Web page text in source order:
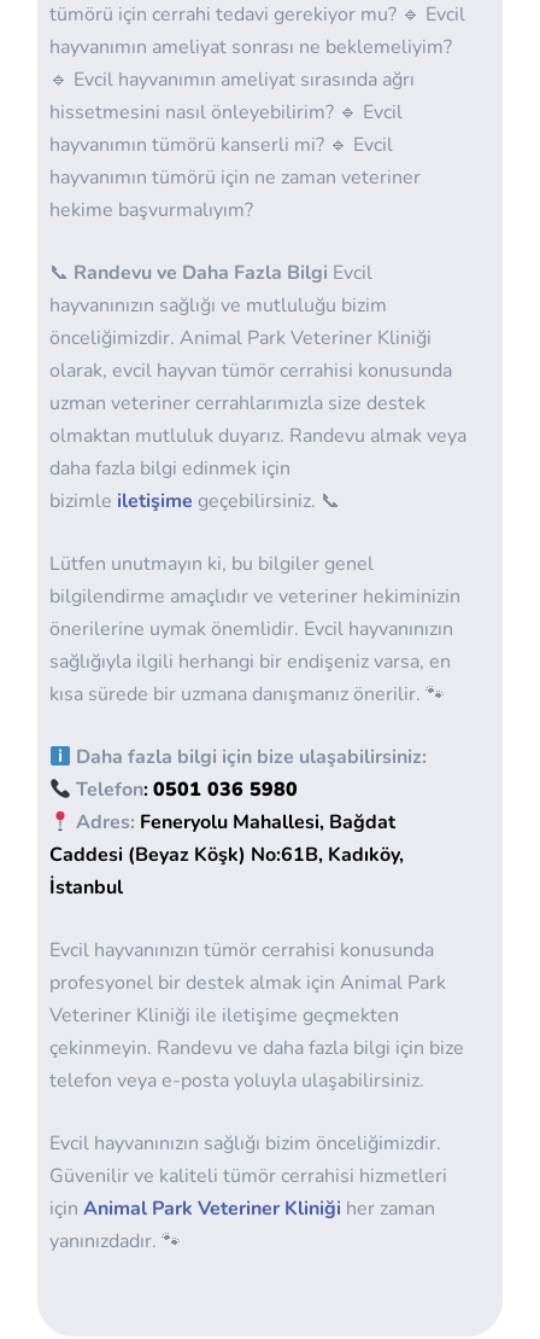
tümörü için cerrahi tedavi gerekiyor mu? 🔹 Evcil
hayvanımın ameliyat sonrası ne beklemeliyim?
🔹 Evcil hayvanımın ameliyat sırasında ağrı
hissetmesini nasıl önleyebilirim? 🔹 Evcil
hayvanımın tümörü kanserli mi? 🔹 Evcil
hayvanımın tümörü için ne zaman veteriner
hekime başvurmalıyım?
📞 Randevu ve Daha Fazla Bilgi Evcil
hayvanınızın sağlığı ve mutluluğu bizim
önceliğimizdir. Animal Park Veteriner Kliniği
olarak, evcil hayvan tümör cerrahisi konusunda
uzman veteriner cerrahlarımızla size destek
olmaktan mutluluk duyarız. Randevu almak veya
daha fazla bilgi edinmek için
bizimle iletişime geçebilirsiniz. 📞
Lütfen unutmayın ki, bu bilgiler genel
bilgilendirme amaçlıdır ve veteriner hekiminizin
önerilerine uymak önemlidir. Evcil hayvanınızın
sağlığıyla ilgili herhangi bir endişeniz varsa, en
kısa sürede bir uzmana danışmanız önerilir. 🐾
Daha fazla bilgi için bize ulaşabilirsiniz:
Telefon:0501 036 5980
Adres: Feneryolu Mahallesi, Bağdat
Caddesi (Beyaz Köşk) No:61B, Kadıköy,
İstanbul
Evcil hayvanınızın tümör cerrahisi konusunda
profesyonel bir destek almak için Animal Park
Veteriner Kliniği ile iletişime geçmekten
çekinmeyin. Randevu ve daha fazla bilgi için bize
telefon veya e-posta yoluyla ulaşabilirsiniz.
Evcil hayvanınızın sağlığı bizim önceliğimizdir.
Güvenilir ve kaliteli tümör cerrahisi hizmetleri
için Animal Park Veteriner Kliniği her zaman
yanınızdadır. 🐾